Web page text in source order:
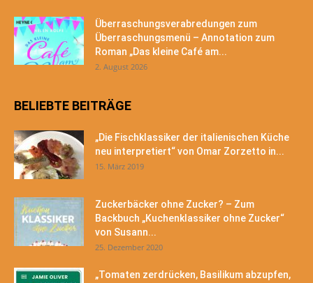
Überraschungsverabredungen zum
Überraschungsmenü – Annotation zum
Roman „Das kleine Café am...
2. August 2026
BELIEBTE BEITRÄGE
„Die Fischklassiker der italienischen Küche
neu interpretiert“ von Omar Zorzetto in...
15. März 2019
Zuckerbäcker ohne Zucker? – Zum
Backbuch „Kuchenklassiker ohne Zucker“
von Susann...
25. Dezember 2020
„Tomaten zerdrücken, Basilikum abzupfen,